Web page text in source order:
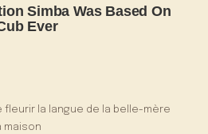
fleurir la langue de la belle-mère
maison